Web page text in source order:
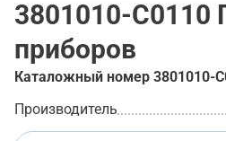
3801010-C0110
приборов
Каталожный номер 3801010-
Производитель